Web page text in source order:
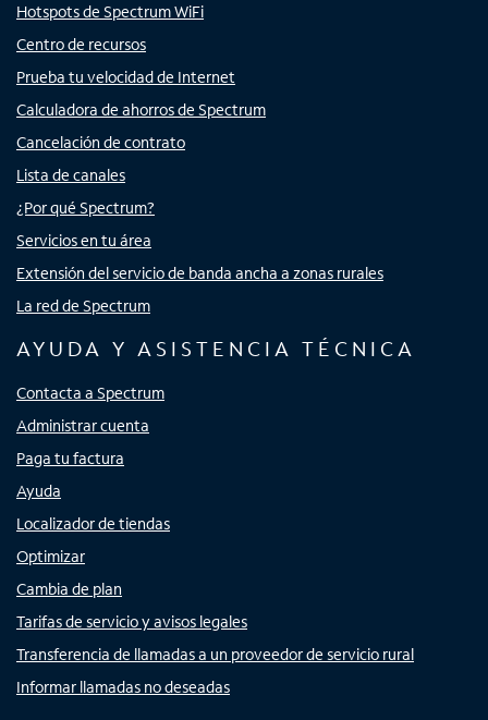
Hotspots de Spectrum WiFi
Centro de recursos
Prueba tu velocidad de Internet
Calculadora de ahorros de Spectrum
Cancelación de contrato
Lista de canales
¿Por qué Spectrum?
Servicios en tu área
Extensión del servicio de banda ancha a zonas rurales
La red de Spectrum
AYUDA Y ASISTENCIA TÉCNICA
Contacta a Spectrum
Administrar cuenta
Paga tu factura
Ayuda
Localizador de tiendas
Optimizar
Cambia de plan
Tarifas de servicio y avisos legales
Transferencia de llamadas a un proveedor de servicio rural
Informar llamadas no deseadas